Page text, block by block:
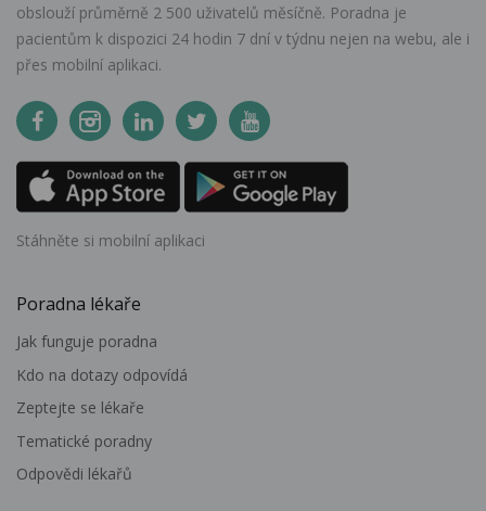
obslouží průměrně 2 500 uživatelů měsíčně. Poradna je
pacientům k dispozici 24 hodin 7 dní v týdnu nejen na webu, ale i
přes mobilní aplikaci.
Stáhněte si mobilní aplikaci
Poradna lékaře
Jak funguje poradna
Kdo na dotazy odpovídá
Zeptejte se lékaře
Tematické poradny
Odpovědi lékařů